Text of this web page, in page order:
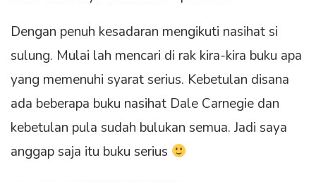
Dengan penuh kesadaran mengikuti nasihat si
sulung. Mulai lah mencari di rak kira-kira buku apa
yang memenuhi syarat serius. Kebetulan disana
ada beberapa buku nasihat Dale Carnegie dan
kebetulan pula sudah bulukan semua. Jadi saya
anggap saja itu buku serius